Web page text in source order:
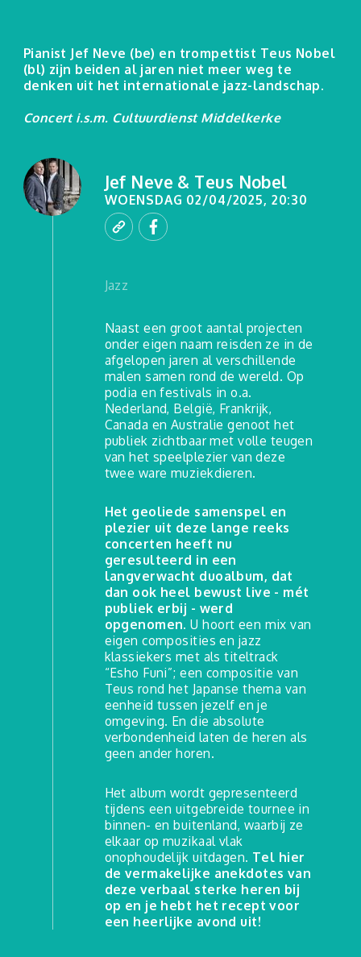
Pianist Jef Neve (be) en trompettist Teus Nobel
(bl) zijn beiden al jaren niet meer weg te
denken uit het internationale jazz-landschap.
Concert i.s.m. Cultuurdienst Middelkerke
Jef Neve & Teus Nobel
WOENSDAG 02/04/2025, 20:30
Jazz
Naast een groot aantal projecten
onder eigen naam reisden ze in de
afgelopen jaren al verschillende
malen samen rond de wereld. Op
podia en festivals in o.a.
Nederland, België, Frankrijk,
Canada en Australie genoot het
publiek zichtbaar met volle teugen
van het speelplezier van deze
twee ware muziekdieren.
Het geoliede samenspel en
plezier uit deze lange reeks
concerten heeft nu
geresulteerd in een
langverwacht duoalbum, dat
dan ook heel bewust live - mét
publiek erbij - werd
opgenomen. U hoort een mix van
eigen composities en jazz
klassiekers met als titeltrack
“Esho Funi”; een compositie van
Teus rond het Japanse thema van
eenheid tussen jezelf en je
omgeving. En die absolute
verbondenheid laten de heren als
geen ander horen.
Het album wordt gepresenteerd
tijdens een uitgebreide tournee in
binnen- en buitenland, waarbij ze
elkaar op muzikaal vlak
onophoudelijk uitdagen. Tel hier
de vermakelijke anekdotes van
deze verbaal sterke heren bij
op en je hebt het recept voor
een heerlijke avond uit!